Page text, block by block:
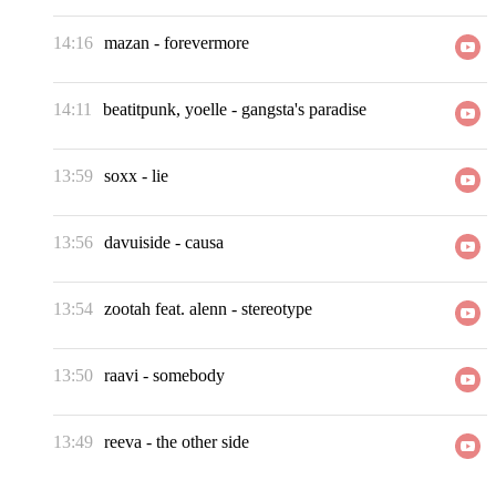
14:16 mazan - forevermore
14:11 beatitpunk, yoelle - gangsta's paradise
13:59 soxx - lie
13:56 davuiside - causa
13:54 zootah feat. alenn - stereotype
13:50 raavi - somebody
13:49 reeva - the other side